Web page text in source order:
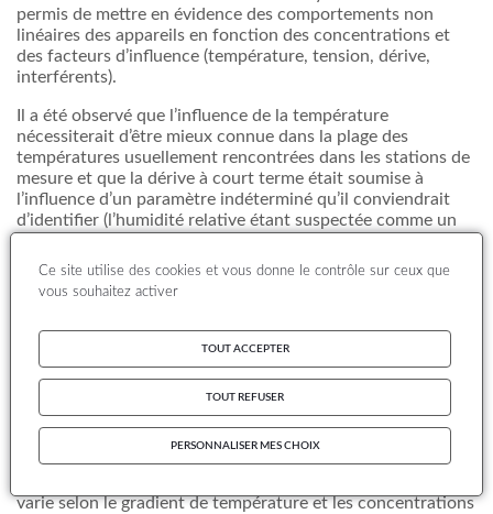
permis de mettre en évidence des comportements non
linéaires des appareils en fonction des concentrations et
des facteurs d’influence (température, tension, dérive,
interférents).
Il a été observé que l’influence de la température
nécessiterait d’être mieux connue dans la plage des
températures usuellement rencontrées dans les stations de
mesure et que la dérive à court terme était soumise à
l’influence d’un paramètre indéterminé qu’il conviendrait
d’identifier (l’humidité relative étant suspectée comme un
La présente étude réalisée en 2011 a permis d’étudier le
comportement d’analyseurs d’ozone sur une gamme de
l’humidité de l’air ambiant sur le test de la dérive à court
terme.
Six analyseurs d’ozone ont été testés : 2 analyseurs TEI
Environnement SA génération 1M et 1 analyseur API 400E.
varie selon le gradient de température et les concentrations
Ce site utilise des cookies et vous donne le contrôle sur ceux que
vous souhaitez activer
TOUT ACCEPTER
TOUT REFUSER
PERSONNALISER MES CHOIX